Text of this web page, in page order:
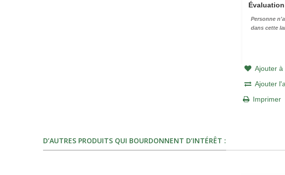
Personne
dans cette
Ajouter à
Ajouter
Imprimer
D’AUTRES PRODUITS QUI BOURDONNENT D’INTÉRÊT :